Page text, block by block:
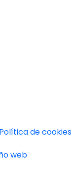
Política de cookies
web